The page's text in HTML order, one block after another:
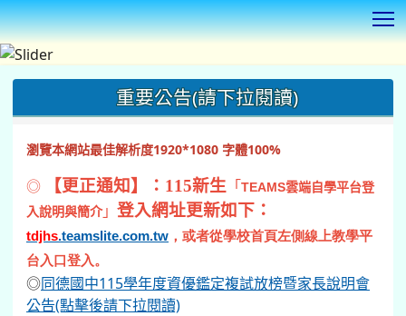
重要公告(請下拉閱讀)
瀏覽本網站最佳解析度1920*1080 字體100%
◎ 【更正通知】：115新生 「 TEAMS雲端自學平台登
入說明與簡介」 登入網址更新如下：
tdjhs.teamslite.com.tw ，或者從學校首頁左側線上教學平
台入口登入。
◎同德國中115學年度資優鑑定複試放榜暨家長說明會
公告(點擊後請下拉閱讀)